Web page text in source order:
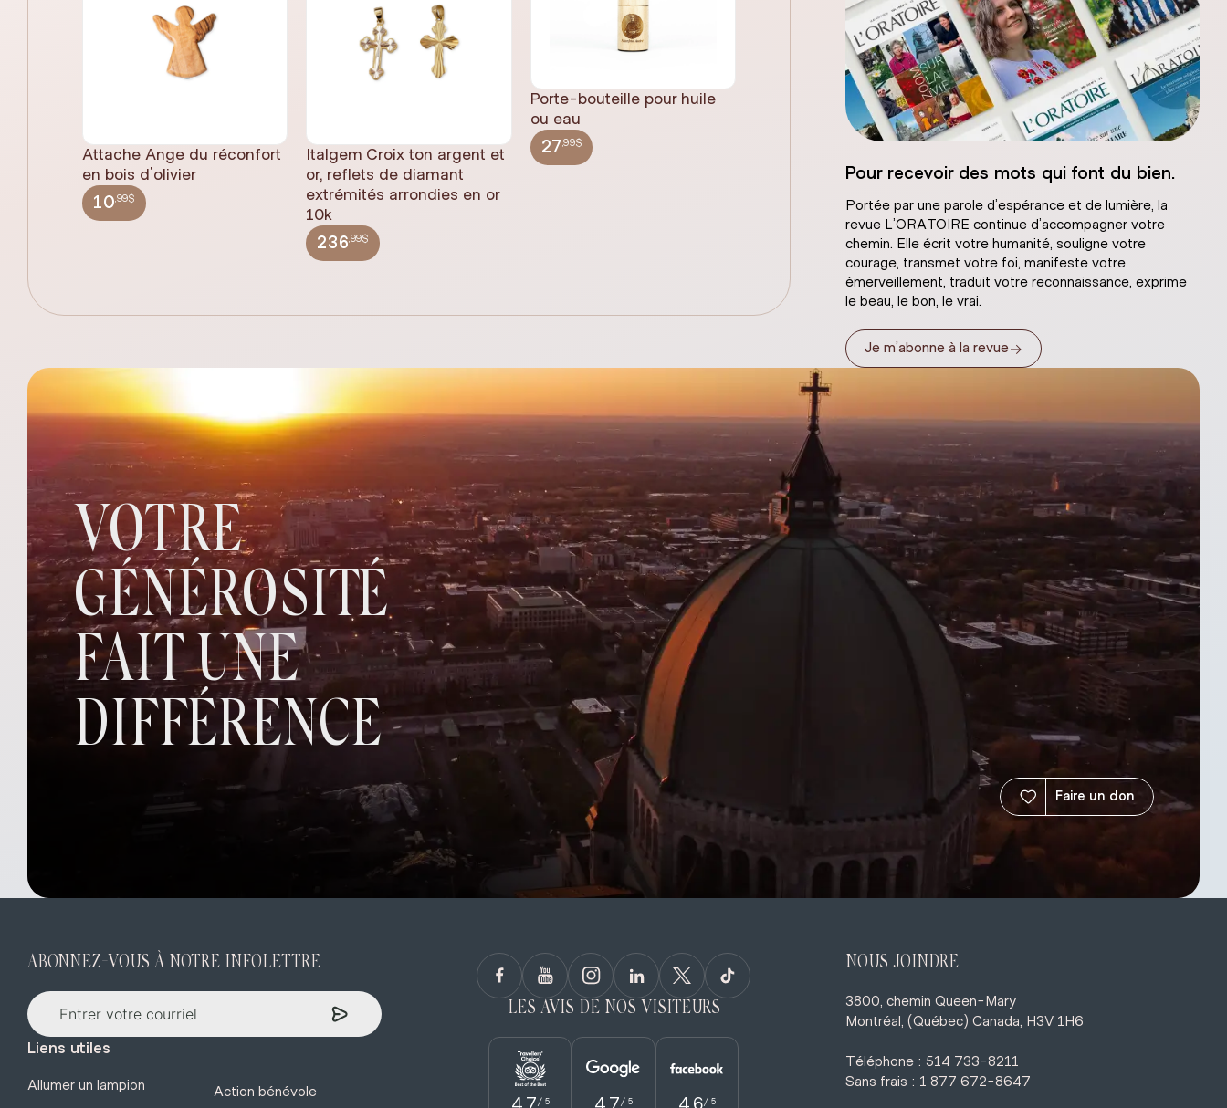
Attache Ange du réconfort
en bois d'olivier
10,99$
Italgem Croix ton argent et
or, reflets de diamant
extrémités arrondies en or
10k
236,99$
Porte-bouteille pour huile
ou eau
27 ,99$
Jésus plâtre naturelPour recevoir des mots qui font du bien.
Portée par une parole d’espérance et de lumière, la
revue L’ORATOIRE continue d’accompagner votre
chemin. Elle écrit votre humanité, souligne votre
courage, transmet votre foi, manifeste votre
émerveillement, traduit votre reconnaissance, exprime
le beau, le bon, le vrai.
Je m’abonne à la revue→
VOTRE
GÉNÉROSITÉ
FAIT UNE
DIFFÉRENCE
Faire un don
ABONNEZ-VOUS À NOTRE INFOLETTRE
Liens utiles
Allumer un lampion Action bénévole
LES AVIS DE NOS VISITEURS
4.7 / 5 4.7 / 5 4.6/ 5
NOUS JOINDRE
3800, chemin Queen-Mary
Montréal, (Québec) Canada, H3V 1H6
Téléphone : 514 733-8211
Sans frais : 1 877 672-8647